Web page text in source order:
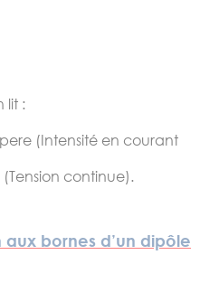
lit :
(Intensité en courant
(Tension continue).
bornes d’un dipôle